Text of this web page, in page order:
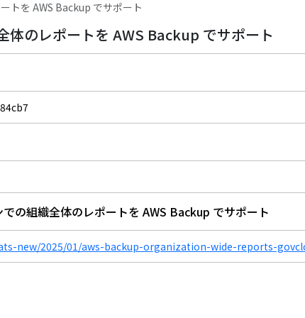
トを AWS Backup でサポート
のレポートを AWS Backup でサポート
の組織全体のレポートを AWS Backup でサポート
new/2025/01/aws-backup-organization-wide-reports-